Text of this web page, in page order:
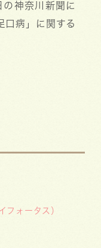
の神奈川新聞に
口病」に関する
しか）対策事
フォータス）